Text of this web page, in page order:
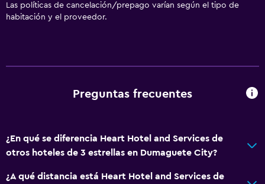
Nevera
Servicio de despertador
Recepción 24 horas
Acceso con llave
Las políticas de cancelación/prepago varían según el tipo de
habitación y el proveedor.
Preguntas frecuentes
¿En qué se diferencia Heart Hotel and Services de
otros hoteles de 3 estrellas en Dumaguete City?
¿A qué distancia está Heart Hotel and Services de